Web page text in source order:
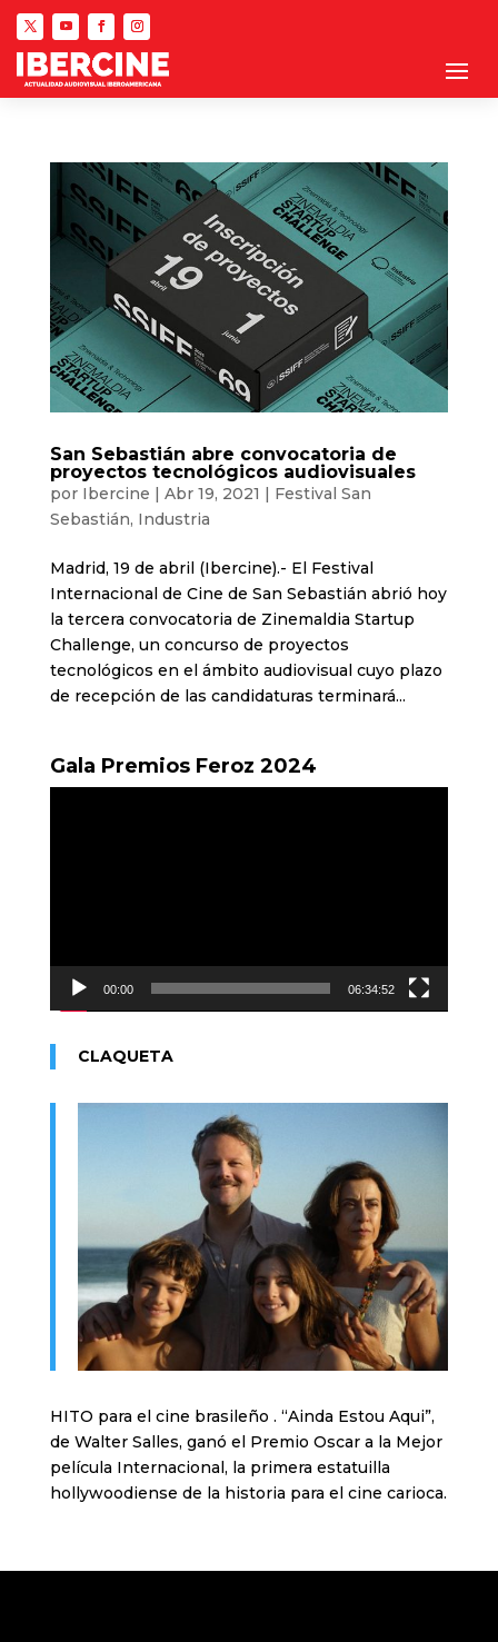
San Sebastián abre convocatoria de
proyectos tecnológicos audiovisuales
por Ibercine | Abr 19, 2021 | Festival San
Sebastián, Industria
Madrid, 19 de abril (Ibercine).- El Festival
Internacional de Cine de San Sebastián abrió hoy
la tercera convocatoria de Zinemaldia Startup
Challenge, un concurso de proyectos
tecnológicos en el ámbito audiovisual cuyo plazo
de recepción de las candidaturas terminará...
Gala Premios Feroz 2024
00:00 06:34:52
CLAQUETA
HITO para el cine brasileño . “Ainda Estou Aqui”,
de Walter Salles, ganó el Premio Oscar a la Mejor
película Internacional, la primera estatuilla
hollywoodiense de la historia para el cine carioca.